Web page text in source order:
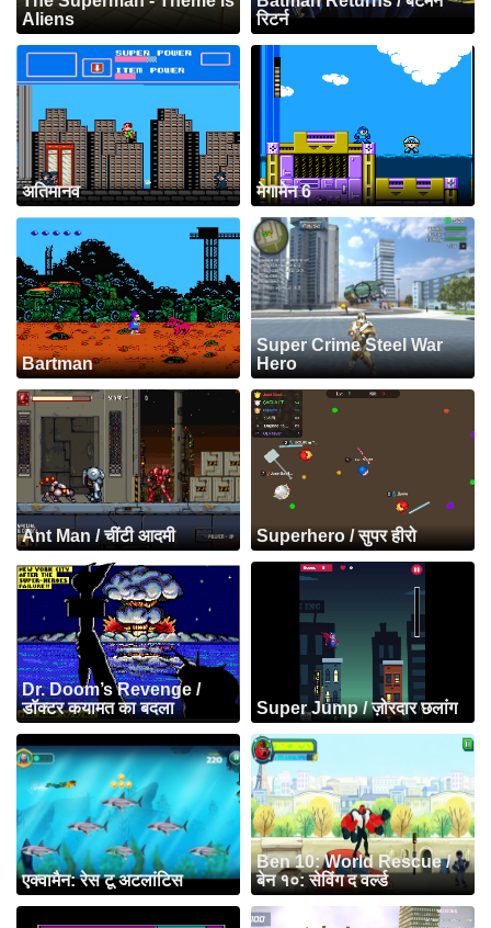
Aliens
रिटर्न
अतिमानव मेगामेन 6
Bartman
Super Crime Steel War
Hero
Ant Man / चींटी आदमी Superhero / सुपर हीरो
Dr. Doom’s Revenge /
डॉक्टर कयामत का बदला
Super Jump / ज़ोरदार छलांग
एक्वामैन: रेस टू अटलांटिस
Ben 10: World Rescue /
बेन १०: सेविंग द वर्ल्ड